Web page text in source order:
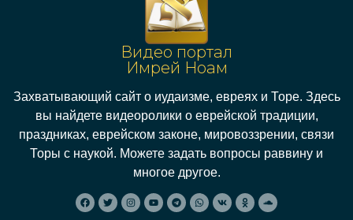
Видео портал
Имрей Ноам
Захватывающий сайт о иудаизме, евреях и Торе. Здесь
вы найдете видеоролики о еврейской традиции,
праздниках, еврейском законе, мировоззрении, связи
Торы с наукой. Можете задать вопросы раввину и
многое другое.